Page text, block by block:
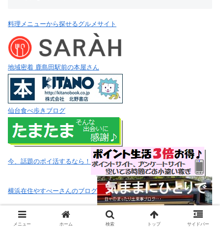
料理メニューから探せるグルメサイト
地域密着 鹿島田駅前の本屋さん
仙台食べ歩きブログ
今、話題のポイ活するなら！
横浜在住やすべーさんのブログ
2022年は!?仙台在住なまこマンさんのブログ
メニュー ホーム 検索 トップ サイドバー